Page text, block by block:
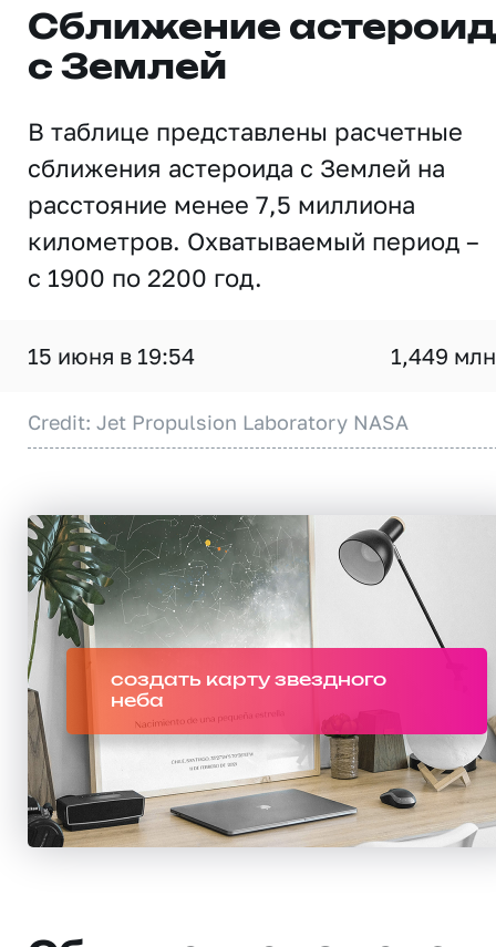
Сближение
с Землей
В таблице представлены расчетные
сближения астероида с Землей на
расстояние менее 7,5 миллиона
километров. Охватываемый период –
с 1900 по 2200 год.
15 июня в 19:54 1,449
Credit: Jet Propulsion Laboratory NASA
создать карту звездного
неба